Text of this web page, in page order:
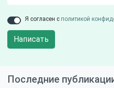
Я согласен с политикой
Написать
Последние